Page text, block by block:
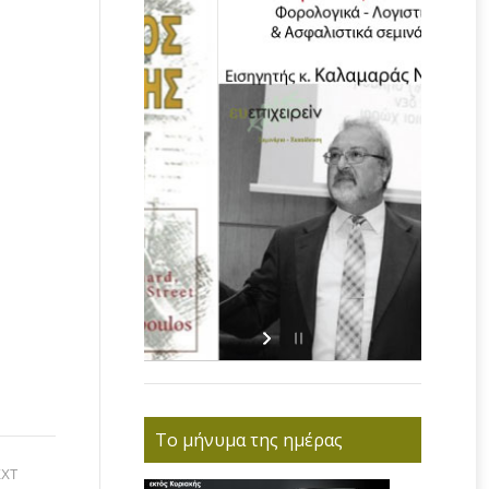
Το μήνυμα της ημέρας